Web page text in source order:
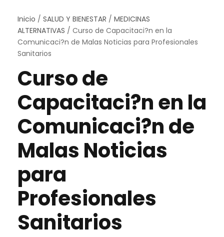
Inicio / SALUD Y BIENESTAR / MEDICINAS
ALTERNATIVAS / Curso de Capacitaci?n en la
Comunicaci?n de Malas Noticias para Profesionales
Sanitarios
Curso de
Capacitaci?n en la
Comunicaci?n de
Malas Noticias
para
Profesionales
Sanitarios